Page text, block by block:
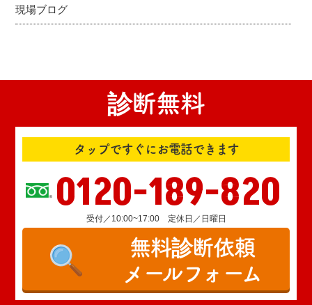
現場ブログ
診断無料
タップですぐにお電話できます
0120-189-820
受付／10:00~17:00 定休日／日曜日
無料診断依頼
メールフォーム